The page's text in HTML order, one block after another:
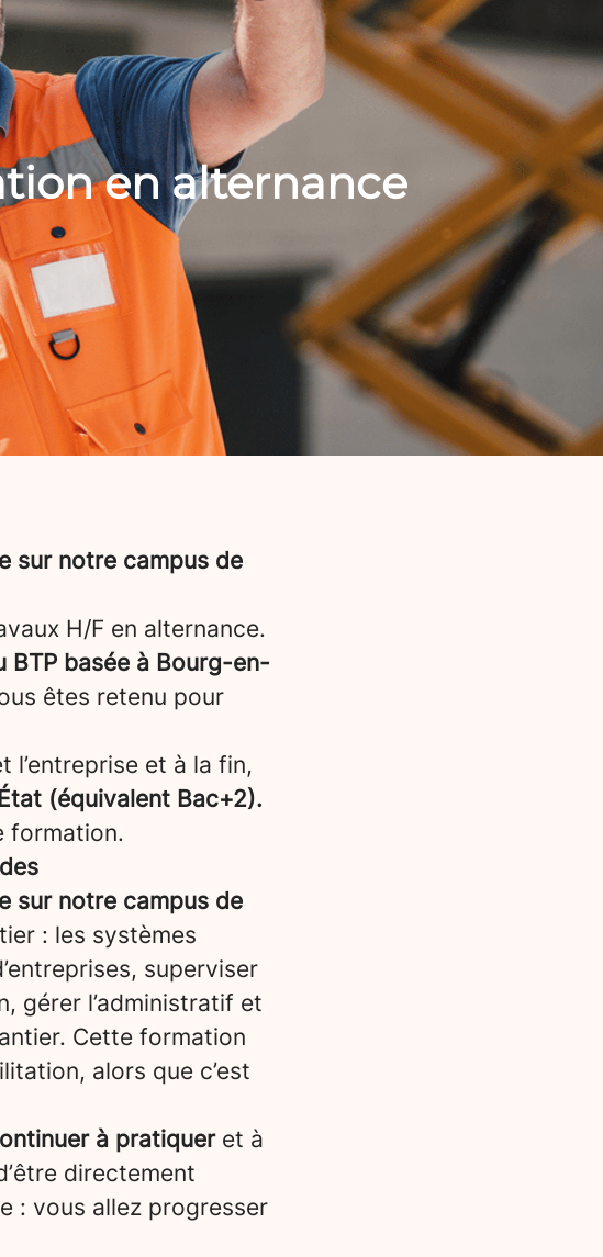
en alternance
sur notre campus de
H/F en alternance.
basée à Bourg-en-
êtes retenu pour
l’entreprise et à la fin,
(équivalent Bac+2).
formation.
sur notre campus de
: les systèmes
superviser
gérer l’administratif et
Cette formation
alors que c’est
à pratiqueret à
directement
: vous allez progresser